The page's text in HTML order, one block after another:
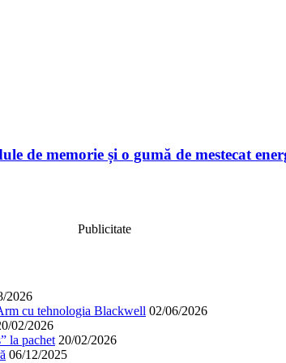
de memorie și o gumă de mestecat
Publicitate
2026
cu tehnologia Blackwell 02/06/2026
02/2026
la pachet 20/02/2026
06/12/2025